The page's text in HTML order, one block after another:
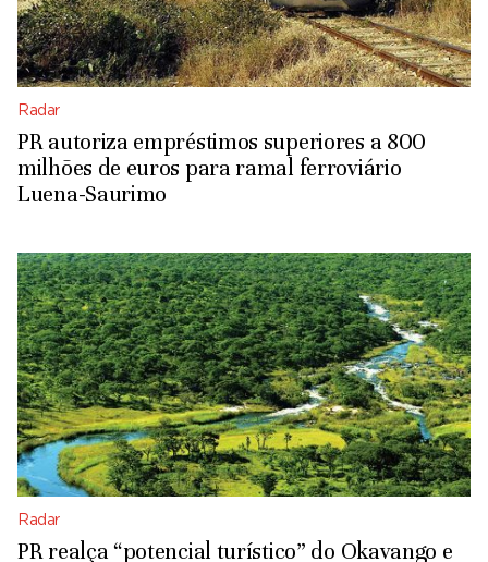
Radar
PR autoriza empréstimos superiores a 800
milhões de euros para ramal ferroviário
Luena-Saurimo
Radar
PR realça “potencial turístico” do Okavango e